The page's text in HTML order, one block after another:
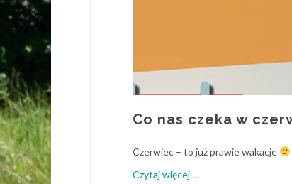
Co nas czeka w
Czerwiec – to już prawie wakacje
Czytaj więcej…